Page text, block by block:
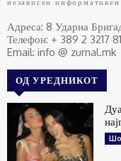
независен
Адреса: 8 Ударна
Телефон: + 389 2 3217
Email: info @ zurnal.mk
ОД УРЕДНИКОТ